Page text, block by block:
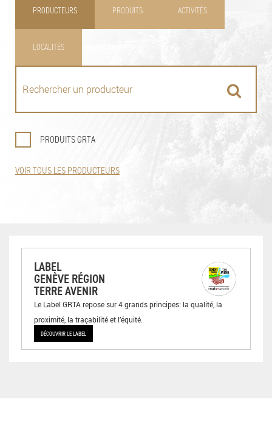
PRODUCTEURS PRODUITS ACTIVITÉS
LOCALITÉS
PRODUITS GRTA
VOIR TOUS LES PRODUCTEURS
LABEL
GENÈVE RÉGION
TERRE AVENIR
Le Label GRTA repose sur 4 grands principes: la qualité, la
proximité, la traçabilité et l’équité.
DÉCOUVRIR LE LABEL